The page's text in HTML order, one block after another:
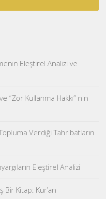
Eleştirel Analizi ve
“Zor Kullanma Hakkı” nın
Verdiği Tahribatların
Eleştirel Analizi
Bir Kitap: Kur’an